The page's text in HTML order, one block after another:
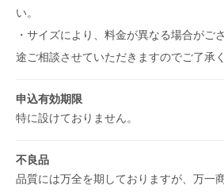
い。
・サイズにより、料金が異なる場合がご
途ご相談させていただきますのでご了承
申込有効期限
特に設けておりません。
不良品
品質には万全を期しておりますが、万一